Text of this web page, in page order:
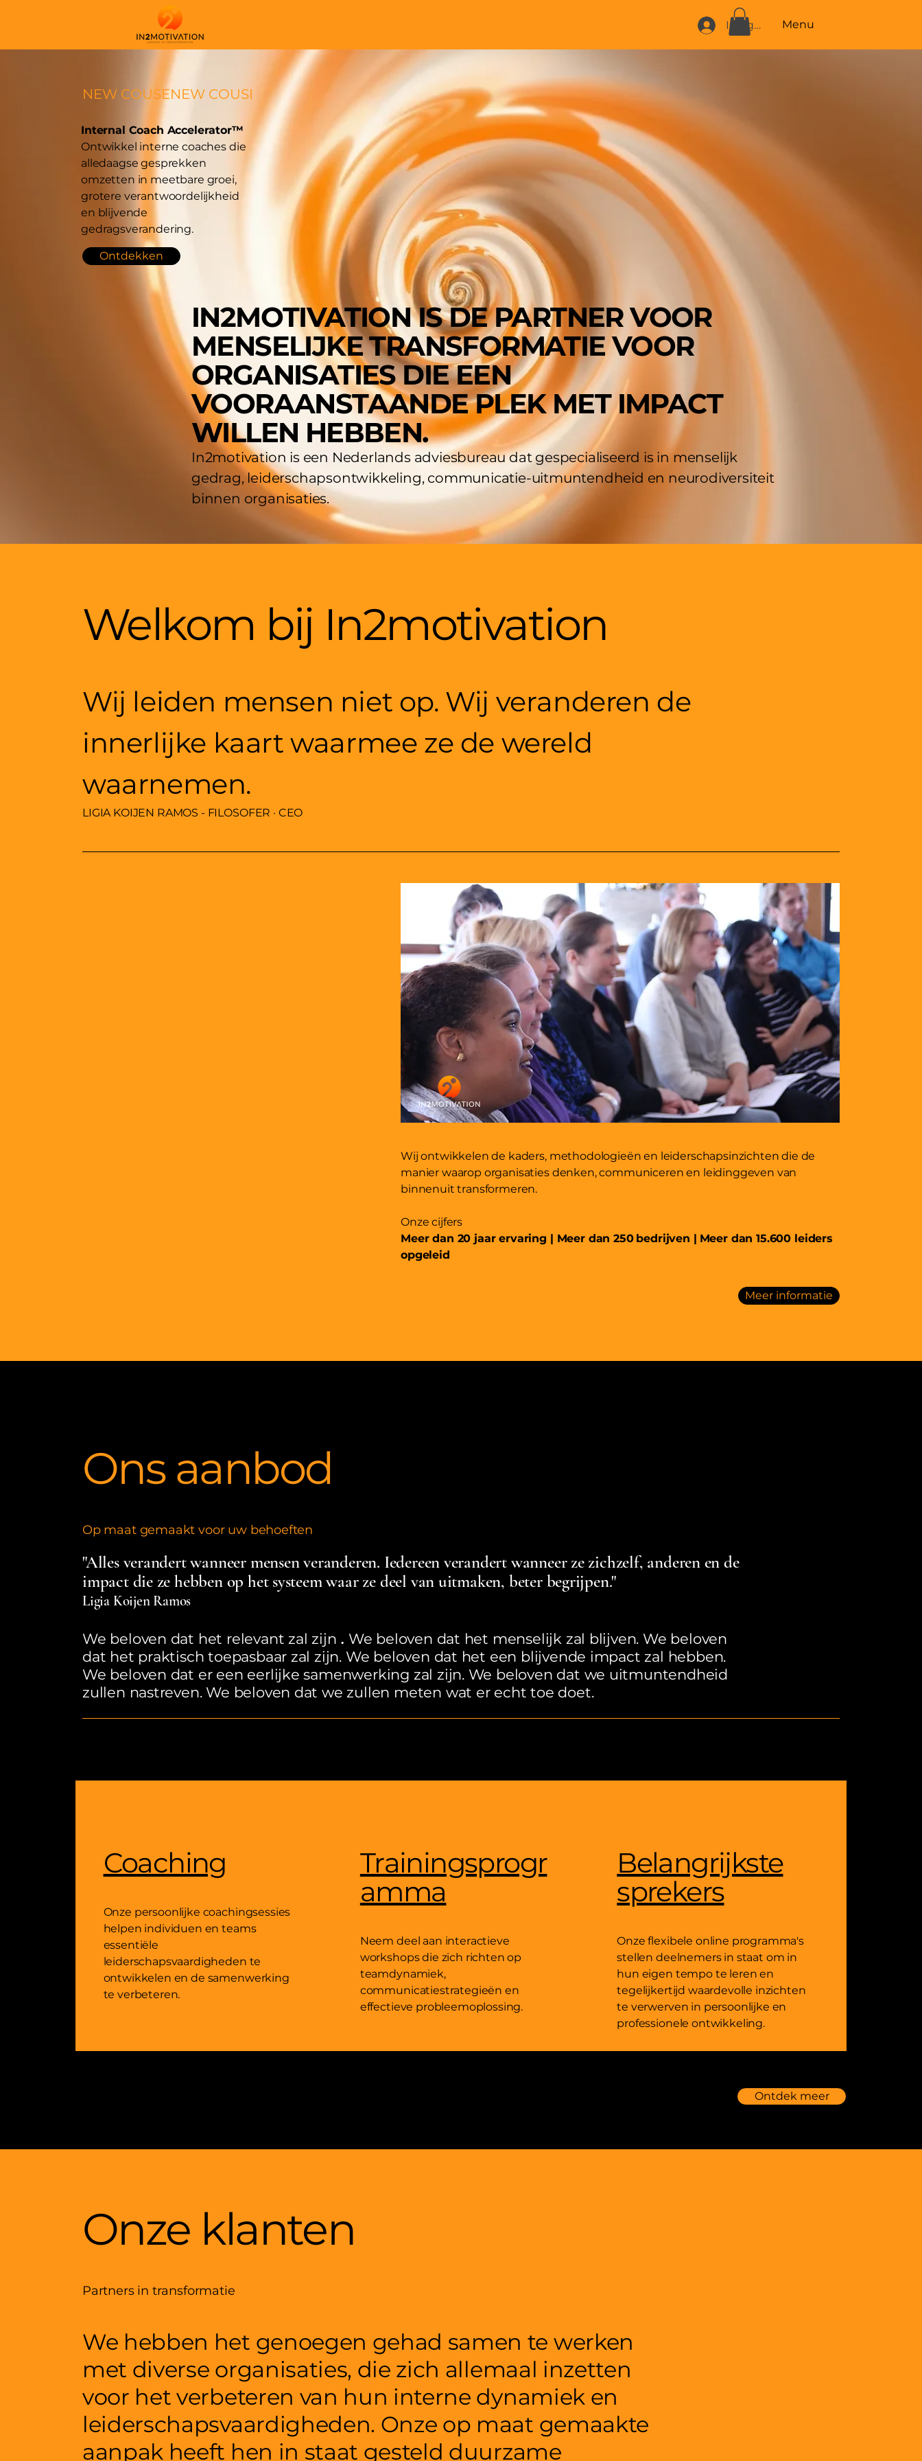
Menu
Inloggen
NEW COUSE
Internal Coach Accelerator™
Ontwikkel interne coaches die
alledaagse gesprekken
omzetten in meetbare groei,
grotere verantwoordelijkheid
en blijvende
gedragsverandering.
Ontdekken
IN2MOTIVATION IS DE PARTNER VOOR
MENSELIJKE TRANSFORMATIE VOOR
ORGANISATIES DIE EEN
VOORAANSTAANDE PLEK MET IMPACT
WILLEN HEBBEN.
In2motivation is een Nederlands adviesbureau dat gespecialiseerd is in menselijk
gedrag, leiderschapsontwikkeling, communicatie-uitmuntendheid en neurodiversiteit
binnen organisaties.
Welkom bij In2motivation
Wij leiden mensen niet op. Wij veranderen de
innerlijke kaart waarmee ze de wereld
waarnemen.
LIGIA KOIJEN RAMOS - FILOSOFER · CEO
Wij ontwikkelen de kaders, methodologieën en leiderschapsinzichten die de
manier waarop organisaties denken, communiceren en leidinggeven van
binnenuit transformeren.
Onze cijfers
Meer dan 20 jaar ervaring | Meer dan 250 bedrijven | Meer dan 15.600 leiders
opgeleid
Meer informatie
Ons aanbod
Op maat gemaakt voor uw behoeften
"Alles verandert wanneer mensen veranderen. Iedereen verandert wanneer ze zichzelf, anderen en de
impact die ze hebben op het systeem waar ze deel van uitmaken, beter begrijpen."
Ligia Koijen Ramos
We beloven dat het relevant zal zijn . We beloven dat het menselijk zal blijven. We beloven
dat het praktisch toepasbaar zal zijn. We beloven dat het een blijvende impact zal hebben.
We beloven dat er een eerlijke samenwerking zal zijn. We beloven dat we uitmuntendheid
zullen nastreven. We beloven dat we zullen meten wat er echt toe doet.
Coaching
Onze persoonlijke coachingsessies
helpen individuen en teams
essentiële
leiderschapsvaardigheden te
ontwikkelen en de samenwerking
te verbeteren.
Trainingsprogr
amma
Neem deel aan interactieve
workshops die zich richten op
teamdynamiek,
communicatiestrategieën en
effectieve probleemoplossing.
Belangrijkste
sprekers
Onze flexibele online programma's
stellen deelnemers in staat om in
hun eigen tempo te leren en
tegelijkertijd waardevolle inzichten
te verwerven in persoonlijke en
professionele ontwikkeling.
Ontdek meer
Onze klanten
Partners in transformatie
We hebben het genoegen gehad samen te werken
met diverse organisaties, die zich allemaal inzetten
voor het verbeteren van hun interne dynamiek en
leiderschapsvaardigheden. Onze op maat gemaakte
aanpak heeft hen in staat gesteld duurzame